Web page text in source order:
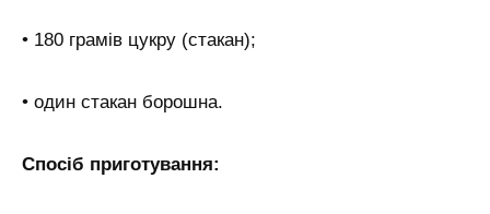
• 180 грамів цукру (стакан);
• один стакан борошна.
Спосіб приготування: